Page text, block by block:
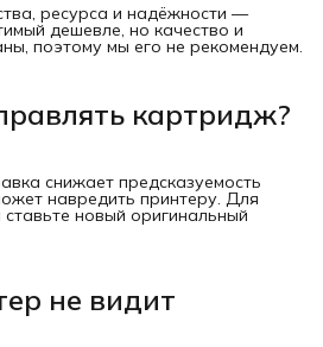
ресурса и надёжности —
дешевле, но качество и
поэтому мы его не рекомендуем.
картридж?
снижает предсказуемость
навредить принтеру. Для
новый оригинальный
не видит